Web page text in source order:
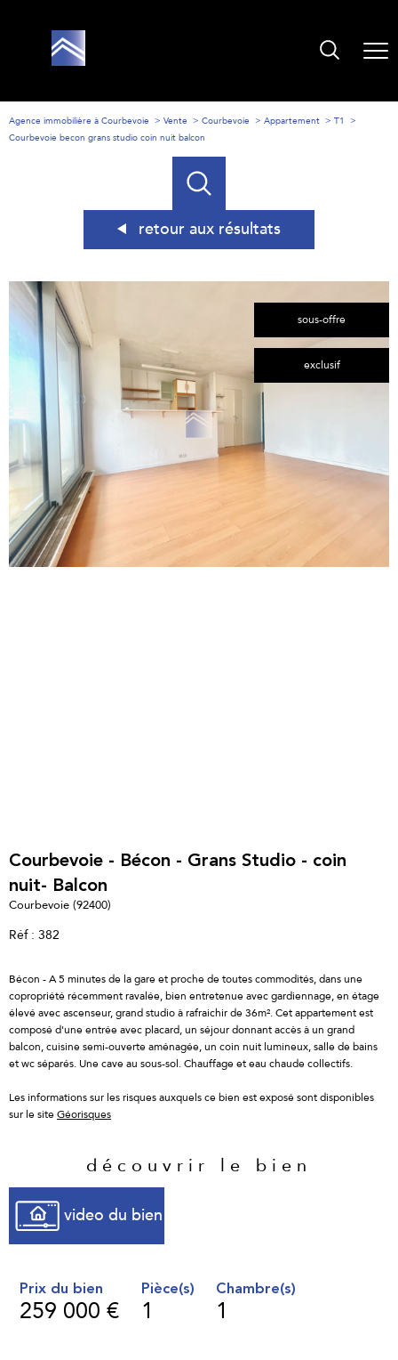
Agence immobilière à Courbevoie Vente Courbevoie Appartement
T1
Courbevoie becon grans studio coin nuit balcon
retour aux résultats
sous-offre
exclusif
Courbevoie - Bécon - Grans Studio - coin
nuit- Balcon
Courbevoie (92400)
Réf : 382
Bécon - A 5 minutes de la gare et proche de toutes commodités, dans une
copropriété récemment ravalée, bien entretenue avec gardiennage, en étage
élevé avec ascenseur, grand studio à rafraichir de 36m². Cet appartement est
composé d'une entrée avec placard, un séjour donnant accès à un grand
balcon, cuisine semi-ouverte aménagée, un coin nuit lumineux, salle de bains
et wc séparés. Une cave au sous-sol. Chauffage et eau chaude collectifs.
Les informations sur les risques auxquels ce bien est exposé sont disponibles
sur le site Géorisques
découvrir le bien
video du bien
Prix du bien
259 000 €
Pièce(s)
1
Chambre(s)
1